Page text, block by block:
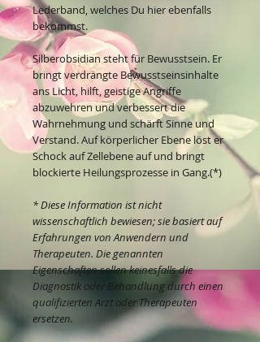
Lederband, welches Du hier ebenfalls
bekommst.
Silberobsidian steht für Bewusstsein. Er
bringt verdrängte Bewusstseinsinhalte
ans Licht, hilft, geistige Angriffe
abzuwehren und verbessert die
Wahrnehmung und schärft Sinne und
Verstand. Auf körperlicher Ebene löst er
Schock auf Zellebene auf und bringt
blockierte Heilungsprozesse in Gang.(*)
* Diese Information ist nicht
wissenschaftlich bewiesen; sie basiert auf
Erfahrungen von Anwendern und
Therapeuten. Die genannten
Eigenschaften sollen keinesfalls die
Diagnostik oder Behandlung durch einen
qualifizierten Arzt oder Therapeuten
ersetzen.